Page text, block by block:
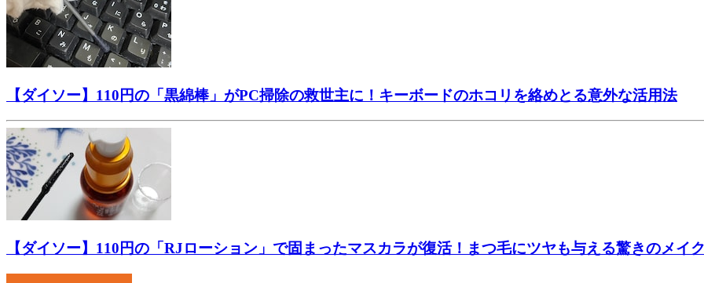
【ダイソー】110円の「黒綿棒」がPC掃除の救世主に！キーボードのホコリを絡めとる意外な活用法
【ダイソー】110円の「RJローション」で固まったマスカラが復活！まつ毛にツヤも与える驚きのメイ